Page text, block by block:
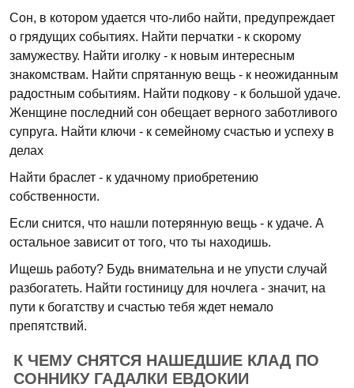
Сон, в котором удается что-либо найти, предупреждает
о грядущих событиях. Найти перчатки - к скорому
замужеству. Найти иголку - к новым интересным
знакомствам. Найти спрятанную вещь - к неожиданным
радостным событиям. Найти подкову - к большой удаче.
Женщине последний сон обещает верного заботливого
супруга. Найти ключи - к семейному счастью и успеху в
делах
Найти браслет - к удачному приобретению
собственности.
Если снится, что нашли потерянную вещь - к удаче. А
остальное зависит от того, что ты находишь.
Ищешь работу? Будь внимательна и не упусти случай
разбогатеть. Найти гостиницу для ночлега - значит, на
пути к богатству и счастью тебя ждет немало
препятствий.
К ЧЕМУ СНЯТСЯ НАШЕДШИЕ КЛАД ПО
СОННИКУ ГАДАЛКИ ЕВДОКИИ